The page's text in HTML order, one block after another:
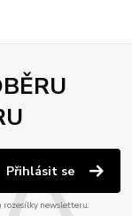
Přihlásit se
rozesílky newsletteru.